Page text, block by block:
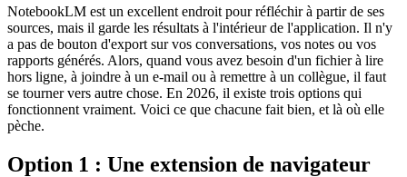
NotebookLM est un excellent endroit pour réfléchir à partir de ses
sources, mais il garde les résultats à l'intérieur de l'application. Il n'y
a pas de bouton d'export sur vos conversations, vos notes ou vos
rapports générés. Alors, quand vous avez besoin d'un fichier à lire
hors ligne, à joindre à un e-mail ou à remettre à un collègue, il faut
se tourner vers autre chose. En 2026, il existe trois options qui
fonctionnent vraiment. Voici ce que chacune fait bien, et là où elle
pèche.
Option 1 : Une extension de navigateur